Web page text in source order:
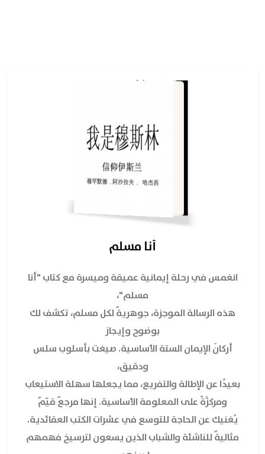
أنا مسلم
انغمس في رحلة إيمانية عميقة وميسرة مع كتاب "أنا
مسلم"،
هذه الرسالة الموجزة، جوهريةٌ لكل مسلم، تكشف لك
بوضوح وإيجاز
أركانَ الإيمان الستة الأساسية. صيغت بأسلوب سلس
ودقيق،
بعيدًا عن الإطالة والتفريع، مما يجعلها سهلة الاستيعاب
ومركزَّةً على المعلومة الأساسية. إنها مرجعٌ قيّمٌ
يُغنيك عن الحاجة للتوسع في عشرات الكتب العقائدية.
مثاليةٌ للناشئة والشباب الذين يسعون لترسيخ فهمهم